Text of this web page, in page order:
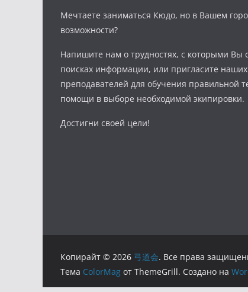
Мечтаете заниматься Кюдо, но в Вашем
возможности?
Напишите нам о трудностях, с которыми Вы
поисках информации, или пригласите наших
преподавателей для обучения правильной
помощи в выборе необходимой экипировки.
Достигни своей цели!
Копирайт © 2026 弓道会. Все права
Тема ColorMag от ThemeGrill. Создано на